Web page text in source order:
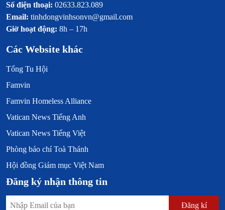
Số điện thoại: 02633.823.089
Email: tinhdongvinhsonvn@gmail.com
Giờ hoạt động: 8h – 17h
Các Website khác
Tổng Tu Hội
Famvin
Famvin Homeless Alliance
Vatican News Tiếng Anh
Vatican News Tiếng Việt
Phòng báo chí Toà Thánh
Hội đồng Giám mục Việt Nam
Đăng ký nhận thông tin
Đăng kí